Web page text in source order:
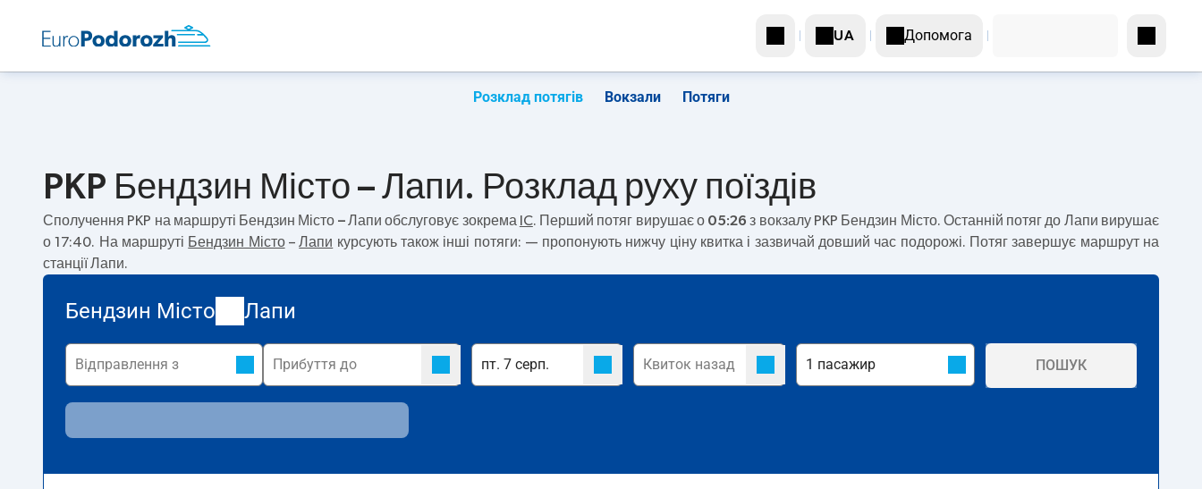
UA Допомога
Розклад потягів Вокзали Потяги
PKP Бендзин Місто – Лапи. Розклад руху поїздів
Сполучення PKP на маршруті Бендзин Місто – Лапи обслуговує зокрема IC. Перший потяг вирушає о 05:26 з вокзалу PKP Бендзин Місто. Останній потяг до Лапи вирушає
о 17:40. На маршруті Бендзин Місто–Лапи курсують також інші потяги: — пропонують нижчу ціну квитка і зазвичай довший час подорожі. Потяг завершує маршрут на
станції Лапи.
Бендзин Місто Лапи
ПОШУК